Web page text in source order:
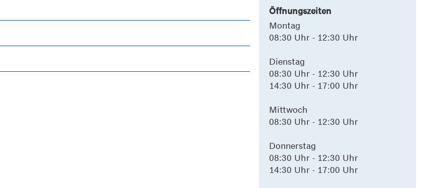
Öffnungszeiten
Montag
08:30 Uhr - 12:30 Uhr
Dienstag
08:30 Uhr - 12:30 Uhr
14:30 Uhr - 17:00 Uhr
Mittwoch
08:30 Uhr - 12:30 Uhr
Donnerstag
08:30 Uhr - 12:30 Uhr
14:30 Uhr - 17:00 Uhr